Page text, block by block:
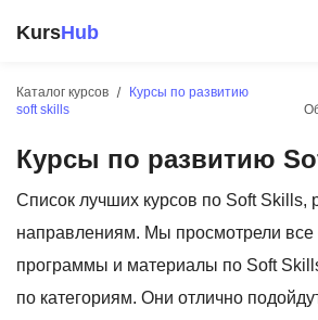
KursHub
Каталог курсов
Курсы по развитию
soft skills
Курсы по развитию
Список лучших курсов по Soft Skills,
направлениям. Мы просмотрели
программы и материалы по Soft
по категориям. Они отлично
Разработка